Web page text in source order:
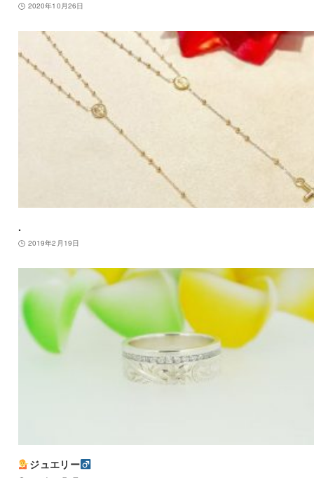
2020年10月26日
.
2019年2月19日
ジュエリー‍